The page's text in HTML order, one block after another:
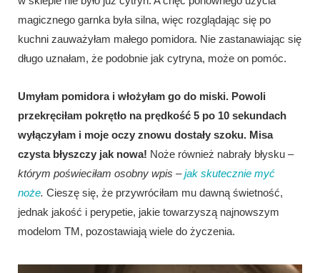
magicznego garnka była silna, więc rozglądając się po
kuchni zauważyłam małego pomidora. Nie zastanawiając się
długo uznałam, że podobnie jak cytryna, może on pomóc.
Umyłam pomidora i włożyłam go do miski. Powoli
przekręciłam pokrętło na prędkość 5 po 10 sekundach
wyłączyłam i moje oczy znowu dostały szoku. Misa
czysta błyszczy jak nowa! Noże również nabrały błysku –
którym poświeciłam osobny wpis –jak skutecznie myć
noże. Cieszę się, że przywróciłam mu dawną świetność,
jednak jakość i perypetie, jakie towarzyszą najnowszym
modelom TM, pozostawiają wiele do życzenia.